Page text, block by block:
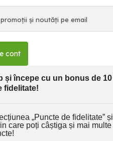
și noutăți pe email
cont
și începe cu un bonus de 10
fidelitate!
„Puncte de fidelitate” și
care poți câștiga și mai multe